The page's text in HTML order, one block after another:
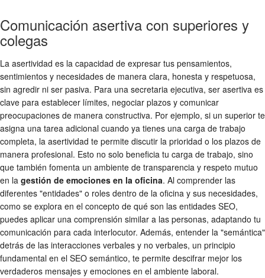
Comunicación asertiva con superiores y
colegas
La asertividad es la capacidad de expresar tus pensamientos,
sentimientos y necesidades de manera clara, honesta y respetuosa,
sin agredir ni ser pasiva. Para una secretaria ejecutiva, ser asertiva es
clave para establecer límites, negociar plazos y comunicar
preocupaciones de manera constructiva. Por ejemplo, si un superior te
asigna una tarea adicional cuando ya tienes una carga de trabajo
completa, la asertividad te permite discutir la prioridad o los plazos de
manera profesional. Esto no solo beneficia tu carga de trabajo, sino
que también fomenta un ambiente de transparencia y respeto mutuo
en la gestión de emociones en la oficina. Al comprender las
diferentes "entidades" o roles dentro de la oficina y sus necesidades,
como se explora en el concepto de qué son las entidades SEO,
puedes aplicar una comprensión similar a las personas, adaptando tu
comunicación para cada interlocutor. Además, entender la "semántica"
detrás de las interacciones verbales y no verbales, un principio
fundamental en el SEO semántico, te permite descifrar mejor los
verdaderos mensajes y emociones en el ambiente laboral.